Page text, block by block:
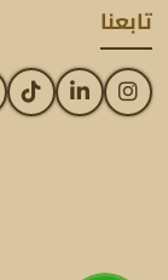
تابعنا